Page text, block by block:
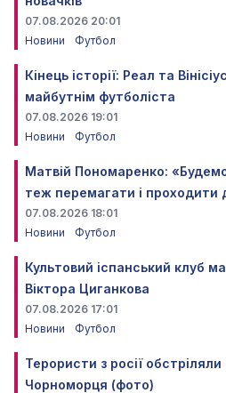
07.08.2026 20:01
Новини
Футбол
Кінець історії: Реал та
майбутнім футболіста
07.08.2026 19:01
Новини
Футбол
Матвій Пономаренко:
теж перемагати і проходити
07.08.2026 18:01
Новини
Футбол
Культовий іспанський клуб
Віктора Циганкова
07.08.2026 17:01
Новини
Футбол
Терористи з росії
Чорноморця (фото)